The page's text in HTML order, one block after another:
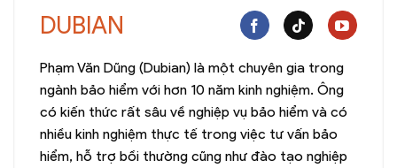
DUBIAN
Phạm Văn Dũng (Dubian) là một chuyên gia trong
ngành bảo hiểm với hơn 10 năm kinh nghiệm. Ông
có kiến thức rất sâu về nghiệp vụ bảo hiểm và có
nhiều kinh nghiệm thực tế trong việc tư vấn bảo
hiểm, hỗ trợ bồi thường cũng như đào tạo nghiệp